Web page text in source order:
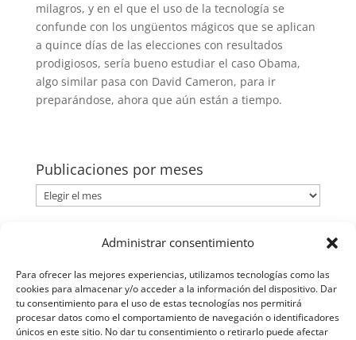
Administrar consentimiento
Para ofrecer las mejores experiencias, utilizamos tecnologías como las
cookies para almacenar y/o acceder a la información del dispositivo. Dar
tu consentimiento para el uso de estas tecnologías nos permitirá
procesar datos como el comportamiento de navegación o identificadores
únicos en este sitio. No dar tu consentimiento o retirarlo puede afectar
milagros, y en el que el uso de la tecnología se
confunde con los ungüentos mágicos que se aplican
a quince días de las elecciones con resultados
prodigiosos, sería bueno estudiar el caso Obama,
algo similar pasa con David Cameron, para ir
preparándose, ahora que aún están a tiempo.
Publicaciones por meses
Publicaciones
por
Categorías